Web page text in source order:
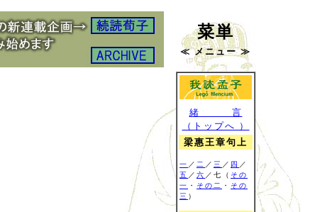
菜単
≪ メニュー ≫
緒 言
（トップへ ）
梁惠王章句上
一 ／ 二 ／ 三 ／ 四 ／
五 ／ 六 ／七（ その
一 ・ その二 ・ その
三 ）